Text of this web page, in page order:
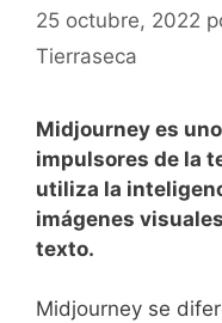
25 octubre, 2022
Tierraseca
Midjourney es
impulsores de la
utiliza la
imágenes
texto.
Midjourney se